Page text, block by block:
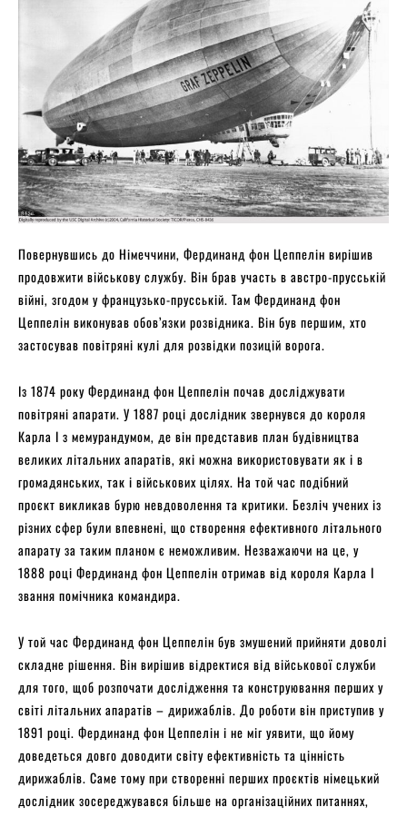
Повернувшись до Німеччини, Фердинанд фон Цеппелін вирішив
продовжити військову службу. Він брав участь в австро-прусській
війні, згодом у французько-прусській. Там Фердинанд фон
Цеппелін виконував обов’язки розвідника. Він був першим, хто
застосував повітряні кулі для розвідки позицій ворога.
Із 1874 року Фердинанд фон Цеппелін почав досліджувати
повітряні апарати. У 1887 році дослідник звернувся до короля
Карла І з мемурандумом, де він представив план будівництва
великих літальних апаратів, які можна використовувати як і в
громадянських, так і військових цілях. На той час подібний
проєкт викликав бурю невдоволення та критики. Безліч учених із
різних сфер були впевнені, що створення ефективного літального
апарату за таким планом є неможливим. Незважаючи на це, у
1888 році Фердинанд фон Цеппелін отримав від короля Карла І
звання помічника командира.
У той час Фердинанд фон Цеппелін був змушений прийняти доволі
складне рішення. Він вирішив відректися від військової служби
для того, щоб розпочати дослідження та конструювання перших у
світі літальних апаратів – дирижаблів. До роботи він приступив у
1891 році. Фердинанд фон Цеппелін і не міг уявити, що йому
доведеться довго доводити світу ефективність та цінність
дирижаблів. Саме тому при створенні перших проєктів німецький
дослідник зосереджувався більше на організаційних питаннях,